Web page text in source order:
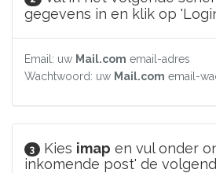
gegevens in en klik op
Email: uw Mail.com email-adres
Wachtwoord: uw Mail.com email-
3 Kies imap en vul onder
inkomende post' de